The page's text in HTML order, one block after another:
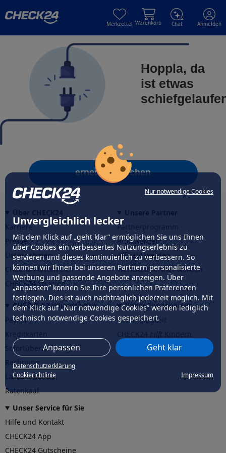
Nur notwendige Cookies
Unvergleichlich lecker
Mit dem Klick auf „geht klar” ermöglichen Sie uns Ihnen
über Cookies ein verbessertes Nutzungserlebnis zu
servieren und dieses kontinuierlich zu verbessern. So
können wir Ihnen bei unseren Partnern personalisierte
Werbung und passende Angebote anzeigen. Über
„anpassen” können Sie Ihre persönlichen Präferenzen
festlegen. Dies ist auch nachträglich jederzeit möglich. Mit
dem Klick auf „Nur notwendige Cookies” werden lediglich
technisch notwendige Cookies gespeichert.
Anpassen Geht klar
Datenschutzerklärung
Cookierichtlinie
Impressum
Merkzettel Warenkorb Chat Anmelden
Hoppla, da
ist etwas
erneut versuchen
Karriere
Presse
Unternehmen
CHECK24 Österreich
CHECK24 Spanien
Partnerprogramm
Profi werden
Affiliate werden
Werkstattpartner werden
CHECK24 Zahlungsarten
PayPal
Sofortüberweisung
Rechnung
Lastschrift
Ratenkauf
Unser Engagement
Nachhaltigkeit
CHECK24hilftder Natur
Unser Service für Sie
Hilfe und Kontakt
CHECK24 App
CHECK24 Gutscheine